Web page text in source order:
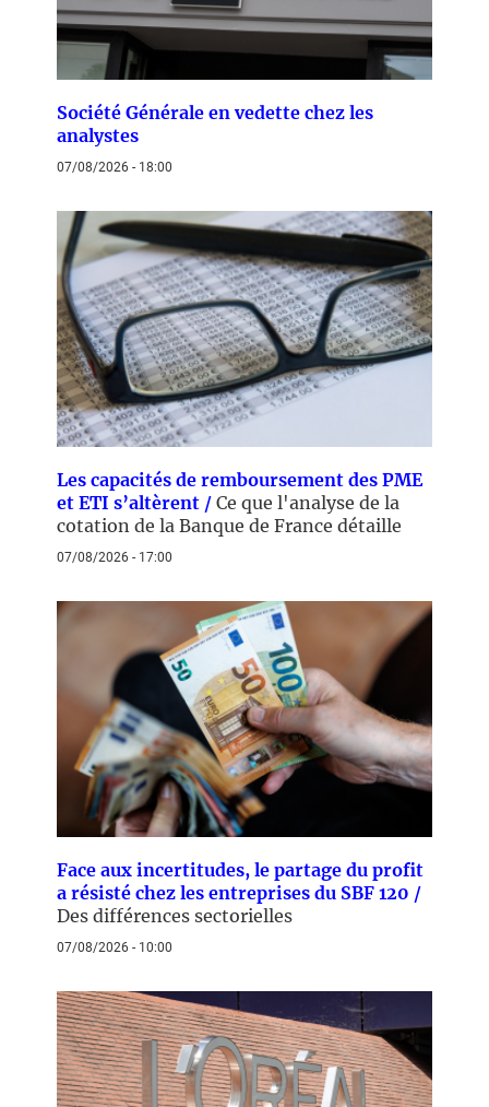
Société Générale en vedette chez les
analystes
07/08/2026 - 18:00
Les capacités de remboursement des PME
et ETI s’altèrent / Ce que l'analyse de la
cotation de la Banque de France détaille
07/08/2026 - 17:00
Face aux incertitudes, le partage du profit
a résisté chez les entreprises du SBF 120 /
Des différences sectorielles
07/08/2026 - 10:00